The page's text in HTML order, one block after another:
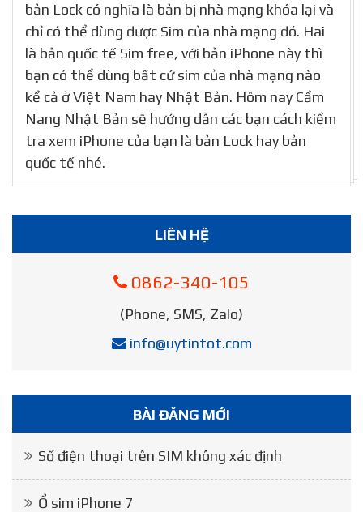
bản Lock có nghĩa là bản bị nhà mạng khóa lại và
chỉ có thể dùng được Sim của nhà mạng đó. Hai
là bản quốc tế Sim free, với bản iPhone này thì
bạn có thể dùng bất cứ sim của nhà mạng nào
kể cả ở Việt Nam hay Nhật Bản. Hôm nay Cẩm
Nang Nhật Bản sẽ hướng dẫn các bạn cách kiểm
tra xem iPhone của bạn là bản Lock hay bản
quốc tế nhé.
LIÊN HỆ
0862-340-105
(Phone, SMS, Zalo)
info@uytintot.com
BÀI ĐĂNG MỚI
Số điện thoại trên SIM không xác định
Ổ sim iPhone 7